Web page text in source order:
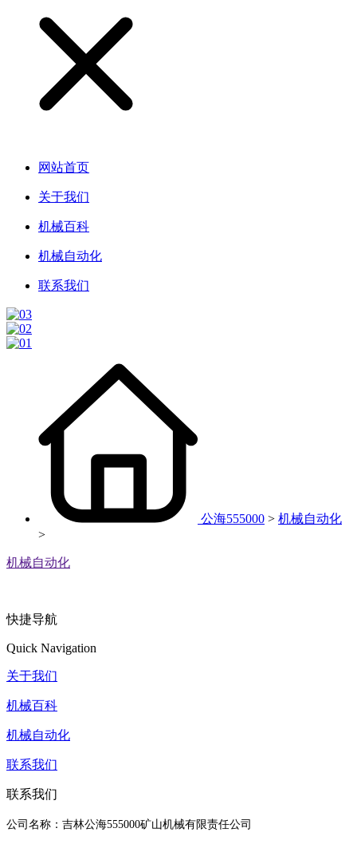
网站首页
关于我们
机械百科
机械自动化
联系我们
公海555000 > 机械自动化
>
机械自动化
快捷导航
Quick Navigation
关于我们
机械百科
机械自动化
联系我们
联系我们
公司名称：吉林公海555000矿山机械有限责任公司